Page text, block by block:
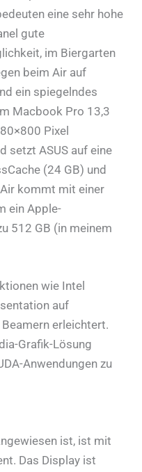
eine sehr hohe
gute
im Biergarten
beim Air auf
ein spiegelndes
Macbook Pro 13,3
Pixel
setzt ASUS auf eine
(24 GB) und
kommt mit einer
ein Apple-
512 GB (in meinem
wie Intel
auf
erleichtert.
Grafik-Lösung
Anwendungen zu
ist, ist mit
Das Display ist